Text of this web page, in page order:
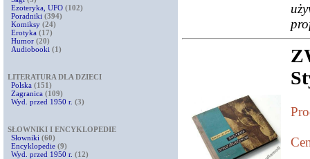
Ezoteryka, UFO (102)
Poradniki (394)
Komiksy (24)
Erotyka (17)
Humor (20)
Audiobooki (1)
LITERATURA DLA DZIECI
Polska (151)
Zagranica (109)
Wyd. przed 1950 r. (3)
SŁOWNIKI I ENCYKLOPEDIE
Słowniki (60)
Encyklopedie (9)
Wyd. przed 1950 r. (12)